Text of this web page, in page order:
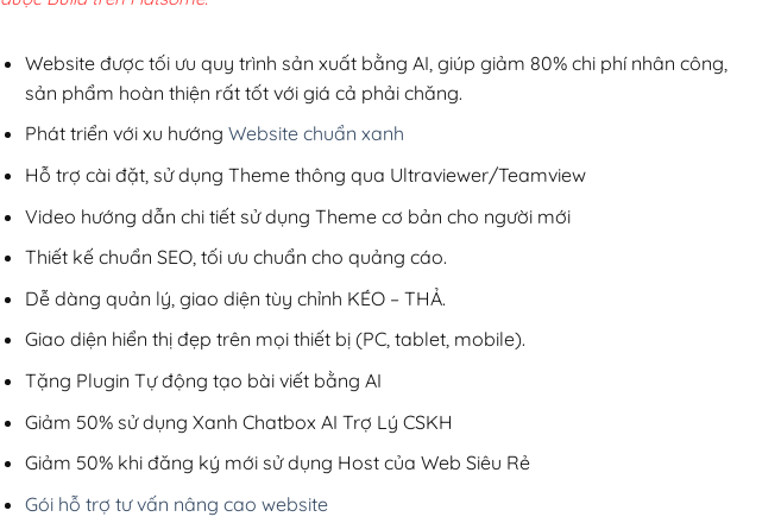
200,000₫.
Website được tối ưu quy trình sản xuất bằng AI, giúp giảm 80% chi phí nhân công,
sản phẩm hoàn thiện rất tốt với giá cả phải chăng.
Phát triển với xu hướng Website chuẩn xanh
Hỗ trợ cài đặt, sử dụng Theme thông qua Ultraviewer/Teamview
Video hướng dẫn chi tiết sử dụng Theme cơ bản cho người mới
Thiết kế chuẩn SEO, tối ưu chuẩn cho quảng cáo.
Dễ dàng quản lý, giao diện tùy chỉnh KÉO – THẢ.
Giao diện hiển thị đẹp trên mọi thiết bị (PC, tablet, mobile).
Tặng Plugin Tự động tạo bài viết bằng AI
Giảm 50% sử dụng Xanh Chatbox AI Trợ Lý CSKH
Giảm 50% khi đăng ký mới sử dụng Host của Web Siêu Rẻ
Gói hỗ trợ tư vấn nâng cao website